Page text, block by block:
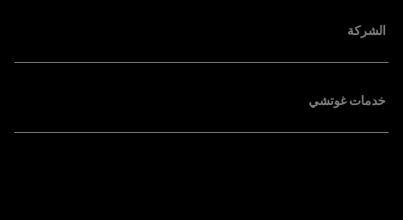
الشركة
خدمات غوتشي